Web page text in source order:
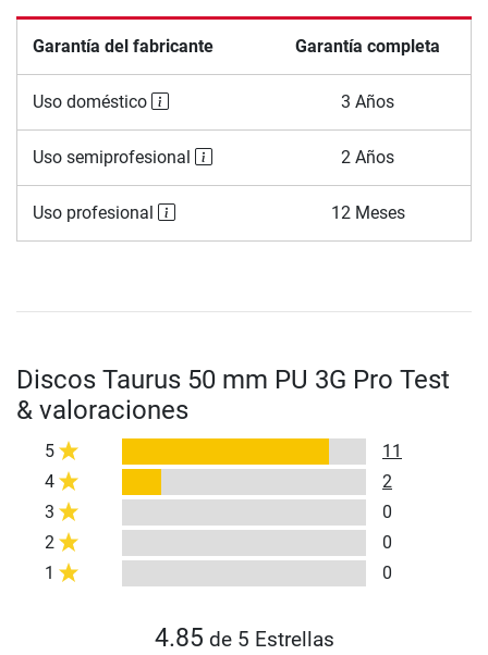
Garantía del fabricante Garantía completa
Uso doméstico 3 Años
Uso semiprofesional 2 Años
Uso profesional 12 Meses
Discos Taurus 50 mm PU 3G Pro Test
& valoraciones
5
11
4
2
3
0
2
0
1
0
4.85 de 5 Estrellas